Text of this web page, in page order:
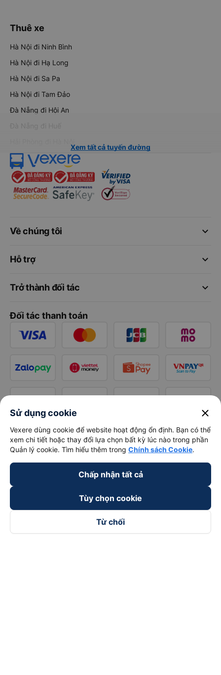
Thuê xe
Hà Nội đi Ninh Bình
Hà Nội đi Hạ Long
Hà Nội đi Sa Pa
Hà Nội đi Tam Đảo
Đà Nẵng đi Hội An
Đà Nẵng đi Huế
Xem tất cả tuyến đường
keyboard_arrow_down
Về chúng tôi
keyboard_arrow_down
Hỗ trợ
keyboard_arrow_down
Trở thành đối tác
Đối tác thanh toán
Sử dụng cookie close
Vexere dùng cookie để website hoạt động ổn định. Bạn có thể
xem chi tiết hoặc thay đổi lựa chọn bất kỳ lúc nào trong phần
Quản lý cookie. Tìm hiểu thêm trong Chính sách Cookie.
Chấp nhận tất cả
Tùy chọn cookie
Từ chối